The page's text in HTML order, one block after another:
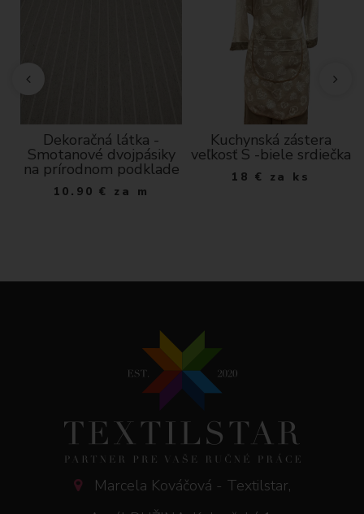
Dekoračná látka -
Smotanové dvojpásiky
na prírodnom podklade
10.90 € za m
Kuchynská zástera
veľkosť S -biele srdiečka
18 € za ks
Marcela Kováčová - Textilstar,